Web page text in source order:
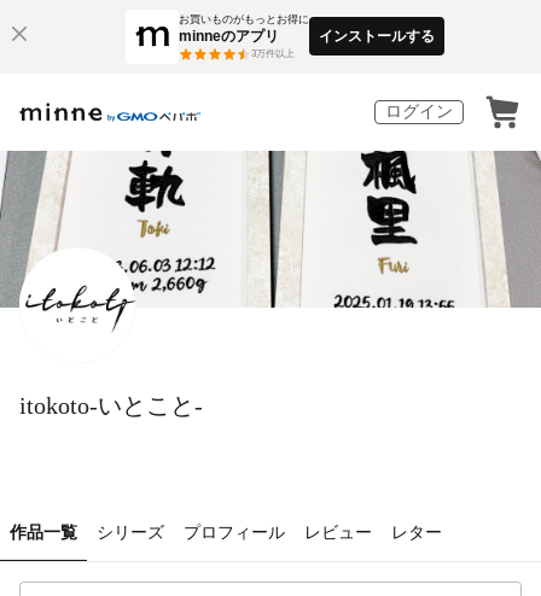
お買いものがもっとお得に
minneのアプリ
3万件以上
インストールする
ログイン
itokoto-いとこと-
作品一覧 シリーズ プロフィール レビュー レター